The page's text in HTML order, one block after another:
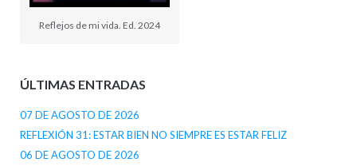
Reflejos de mi vida. Ed. 2024
ÚLTIMAS ENTRADAS
07 DE AGOSTO DE 2026
REFLEXIÓN 31: ESTAR BIEN NO SIEMPRE ES ESTAR FELIZ
06 DE AGOSTO DE 2026